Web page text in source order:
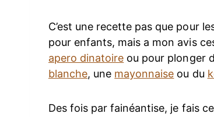
C’est une recette pas que pour
pour enfants, mais a mon avis
apero dinatoire ou pour plonger
blanche, une mayonnaise ou du
Des fois par fainéantise, je fais